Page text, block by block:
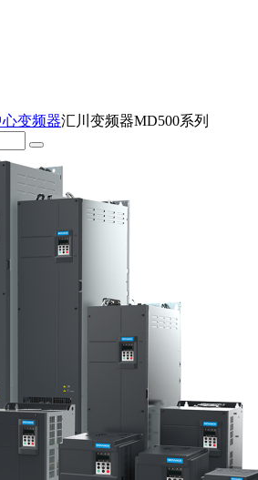
心变频器汇川变频器MD500系列